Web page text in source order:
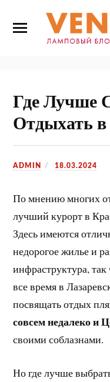
Где Лучше
Отдыхать в
ADMIN 18.03.2024
По мнению многих
лучший курорт в
Здесь имеются
недорогое жилье и
инфраструктура,
все время в
посвящать отдых
совсем недалеко и
своими соблазнами.
Но где лучше